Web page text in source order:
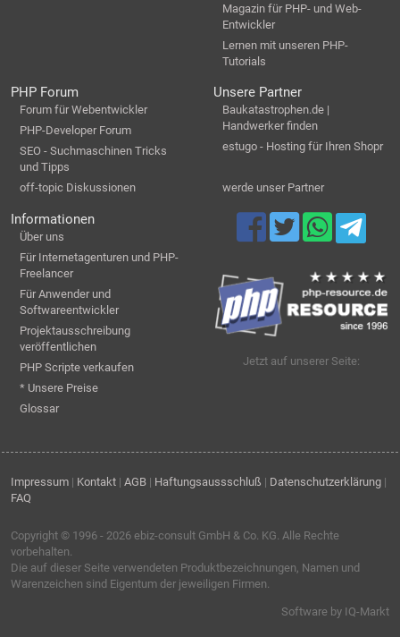
Magazin für PHP- und Web-
Entwickler
Lernen mit unseren PHP-
Tutorials
PHP Forum
Forum für Webentwickler
PHP-Developer Forum
SEO - Suchmaschinen Tricks
und Tipps
off-topic Diskussionen
Unsere Partner
Baukatastrophen.de |
Handwerker finden
estugo - Hosting für Ihren Shopr
werde unser Partner
Informationen
Über uns
Für Internetagenturen und PHP-
Freelancer
Für Anwender und
Softwareentwickler
Projektausschreibung
veröffentlichen
PHP Scripte verkaufen
* Unsere Preise
Glossar
Jetzt auf unserer Seite:
Impressum | Kontakt | AGB | Haftungsaussschluß | Datenschutzerklärung |
FAQ
Copyright © 1996 - 2026 ebiz-consult GmbH & Co. KG. Alle Rechte
vorbehalten.
Die auf dieser Seite verwendeten Produktbezeichnungen, Namen und
Warenzeichen sind Eigentum der jeweiligen Firmen.
Software by IQ-Markt